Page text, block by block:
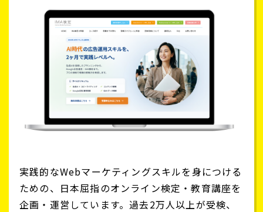
実践的なWebマーケティングスキルを身につける
ための、日本屈指のオンライン検定・教育講座を
企画・運営しています。過去2万人以上が受検、